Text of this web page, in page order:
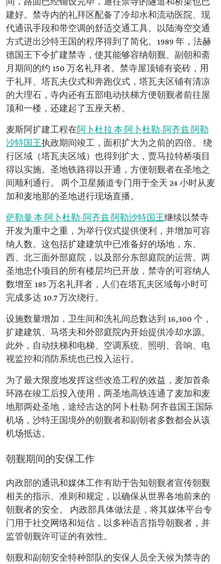
间，路面已经铺设完毕，通往禁寺的隧道和桥梁也已
建好。禁寺内的礼拜区配备了冷却水和流动医院、现
代通讯手段和带空调的舒适交通工具。以陆海空交通
方式进出沙特王国的程序得到了简化。1989 年，法赫
德国王下令扩建禁寺，使其能够容纳朝觐、副朝和斋
月期间的约 150 万名礼拜者。禁寺屋顶铺有瓷砖，用
于礼拜、塔瓦夫仪式和奔跑仪式，塔瓦夫区铺有清凉
的大理石，寺内还有五部电动扶梯方便朝觐者前往屋
顶和一楼，还建起了五座天桥。
麦斯阿扩建工程在阿卜杜拉·本·阿卜杜勒-阿齐兹·阿勒
沙特国王执政期间竣工，面积扩大为之前的四倍。 绕
行区域（塔瓦夫区域）也得到扩大，贾马拉特桥项目
得以实施。圣地铁路得以开通，方便朝觐者在圣地之
间顺利通行。 两个卫星频道专门用于全天 24 小时从麦
加和麦地那的圣地进行现场直播。
萨勒曼·本·阿卜杜勒-阿齐兹·阿勒沙特国王继续以禁寺
开发为重中之重，为举行仪式提供便利，并增加可容
纳人数。这包括扩建建筑中已准备好的场地，东、
西、北三面外部庭院，以及部分东部庭院的运营。两
圣地忠仆项目的所有楼层均已开放，禁寺的可容纳人
数增至 185 万名礼拜者，人们在塔瓦夫区域每小时可
完成多达 10.7 万次绕行。
设施数量增加，卫生间和洗礼间总数达到 16,300 个，
扩建建筑、马塔夫和外部庭院内开始提供冷却水源。
此外，自动扶梯和电梯、空调系统、照明、音响、电
视监控和消防系统也已投入运行。
为了最大限度地发挥这些改造工程的效益，麦加首条
环路在竣工后投入使用，两圣地高铁连通了麦加和麦
地那两处圣地，途经吉达的阿卜杜勒-阿齐兹国王国际
机场，沙特王国境外的朝觐者和副朝者多数都会从该
机场抵达。
朝觐期间的安保工作
内政部的通讯和媒体工作有助于告知朝觐者宣传朝觐
相关的指示、准则和规定，以确保从世界各地前来的
朝觐者的安全。 内政部具体做法是，将其媒体平台专
门用于社交网络和短信，以多种语言指导朝觐者，并
监管朝觐许可证的有效性。
朝觐和副朝安全特种部队的安保人员全天候为禁寺的